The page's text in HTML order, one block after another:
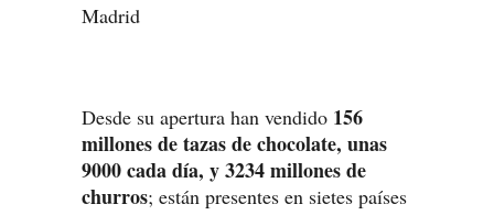
Desde su apertura han vendido 156
millones de tazas de chocolate, unas
9000 cada día, y 3234 millones de
churros; están presentes en sietes países